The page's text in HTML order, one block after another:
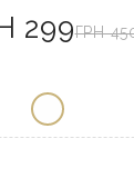
299ГРН